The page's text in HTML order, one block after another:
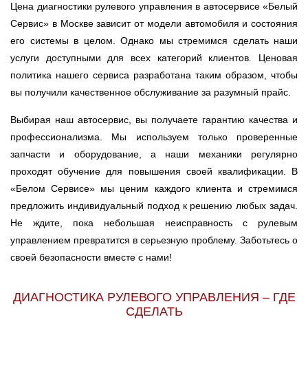
Цена диагностики рулевого управления в автосервисе «Белый
Сервис» в Москве зависит от модели автомобиля и состояния
его системы в целом. Однако мы стремимся сделать наши
услуги доступными для всех категорий клиентов. Ценовая
политика нашего сервиса разработана таким образом, чтобы
вы получили качественное обслуживание за разумный прайс.
Выбирая наш автосервис, вы получаете гарантию качества и
профессионализма. Мы используем только проверенные
запчасти и оборудование, а наши механики регулярно
проходят обучение для повышения своей квалификации. В
«Белом Сервисе» мы ценим каждого клиента и стремимся
предложить индивидуальный подход к решению любых задач.
Не ждите, пока небольшая неисправность с рулевым
управлением превратится в серьезную проблему. Заботьтесь о
своей безопасности вместе с нами!
ДИАГНОСТИКА РУЛЕВОГО УПРАВЛЕНИЯ – ГДЕ
СДЕЛАТЬ